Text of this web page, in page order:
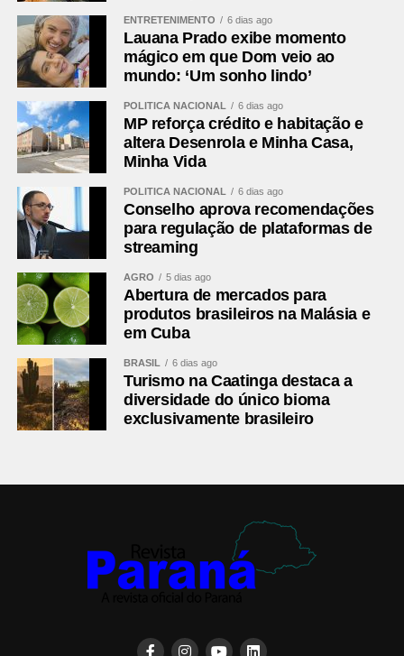
ENTRETENIMENTO 6 dias ago
Lauana Prado exibe momento
mágico em que Dom veio ao
mundo: ‘Um sonho lindo’
POLÍTICA NACIONAL 6 dias ago
MP reforça crédito e habitação e
altera Desenrola e Minha Casa,
Minha Vida
POLÍTICA NACIONAL 6 dias ago
Conselho aprova recomendações
para regulação de plataformas de
streaming
AGRO 5 dias ago
Abertura de mercados para
produtos brasileiros na Malásia e
em Cuba
BRASIL 6 dias ago
Turismo na Caatinga destaca a
diversidade do único bioma
exclusivamente brasileiro